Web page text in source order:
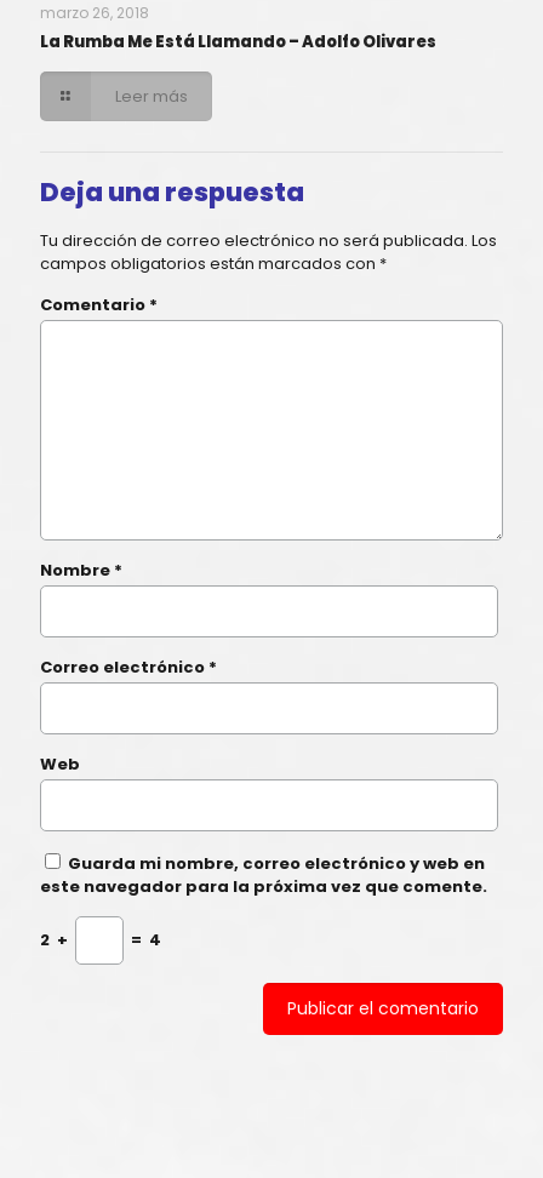
marzo 26, 2018
La Rumba Me Está Llamando – Adolfo Olivares
Leer más
Deja una respuesta
Tu dirección de correo electrónico no será publicada. Los
campos obligatorios están marcados con *
Comentario *
Nombre *
Correo electrónico *
Web
Guarda mi nombre, correo electrónico y web en
este navegador para la próxima vez que comente.
2 + = 4